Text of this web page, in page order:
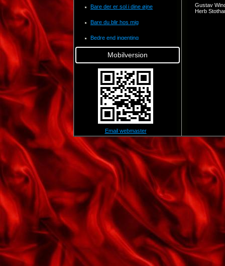
Bare der er sol i dine øjne
Bare du blir hos mig
Bedre end ingenting
Bjældeklang
Blå roser til en blond pige
Breve i sandet
Bøn til mine forældre
C'est si bon
Can anyone explain
Ciao ciao bambina
Cruising down the river
Danse med dig ind i lykken
Decembersangen
Dejlig er jorden
Den aften du dansed så dejligt
med mig
Den aften sidste sommer
Den allerførste jul
Gustav
Herb
Mobilversion
Email webmaster